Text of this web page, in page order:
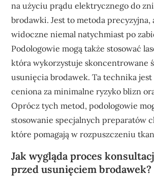
na użyciu prądu elektrycznego do
brodawki. Jest to metoda precyzyjna,
widoczne niemal natychmiast po
Podologowie mogą także stosować
która wykorzystuje skoncentrowane
usunięcia brodawek. Ta technika jest
ceniona za minimalne ryzyko blizn
Oprócz tych metod, podologowie
stosowanie specjalnych preparatów
które pomagają w rozpuszczeniu
Jak wygląda proces
przed usunięciem brodawek?